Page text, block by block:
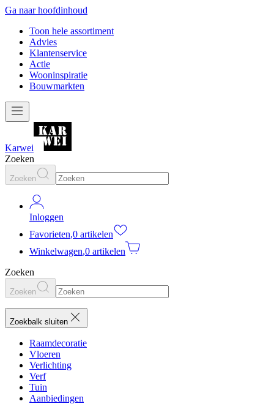
Ga naar hoofdinhoud
Toon hele assortiment
Advies
Klantenservice
Actie
Wooninspiratie
Bouwmarkten
Karwei
Zoeken
Zoeken
Inloggen
Favorieten,0 artikelen
Winkelwagen,0 artikelen
Zoeken
Zoeken
Zoekbalk sluiten
Raamdecoratie
Vloeren
Verlichting
Verf
Tuin
Aanbiedingen